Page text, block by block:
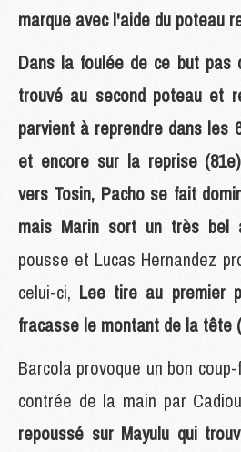
marque avec l'aide du poteau
Dans la foulée de ce but pas
trouvé au second poteau et
parvient à reprendre dans les
et encore sur la reprise
vers Tosin, Pacho se fait
mais Marin sort un très bel
pousse et Lucas Hernandez
celui-ci, Lee tire au premier
fracasse le montant de la tête
Barcola provoque un bon
contrée de la main par
repoussé sur Mayulu qui